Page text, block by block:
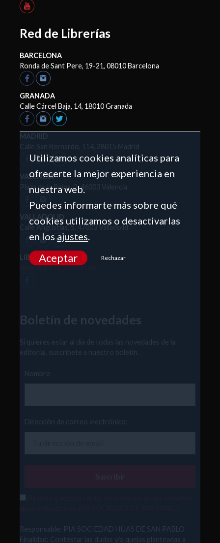
Red de Librerías
BARCELONA
Ronda de Sant Pere, 19-21, 08010 Barcelona
GRANADA
Calle Cárcel Baja, 14, 18010 Granada
MADRID
Calle San Bernardo, 114, 28015 Madrid
VALENCIA
Plaza de la Reina, 2, 46003 Valencia
VALLADOLID
Calle Angustias, 5, 47003 Valladolid
LIBRERÍA VIRTUAL
libreriavirtual.paulinas.es
Boletín de novedades
Si quieres estar al día de todas las novedades de la
editorial, suscríbete a nuestro boletín.
Nombre
Dirección de correo electrónico:
Responsable: PIA SOCIEDAD HIJAS DE SAN PABLO
Finalidad: Contestar las dudas y/o quejas planteadas a
Utilizamos cookies analíticas para
ofrecerte la mejor experiencia en
nuestra web.
Puedes informarte más sobre qué
cookies utilizamos o desactivarlas
en los ajustes.
Aceptar Rechazar